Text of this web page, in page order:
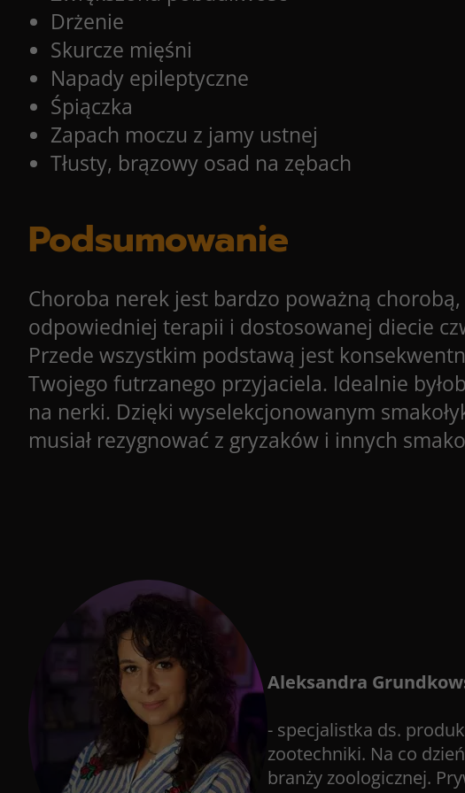
Drżenie
Skurcze mięśni
Napady epileptyczne
Śpiączka
Zapach moczu z jamy ustnej
Tłusty, brązowy osad na zębach
Podsumowanie
Choroba nerek jest bardzo poważną
odpowiedniej terapii i dostosowanej diecie
Przede wszystkim podstawą jest
Twojego futrzanego przyjaciela. Idealnie
na nerki. Dzięki wyselekcjonowanym
musiał rezygnować z gryzaków i innych
Aleksandra
- specjalistka ds.
zootechniki. Na co
branży zoologicznej.